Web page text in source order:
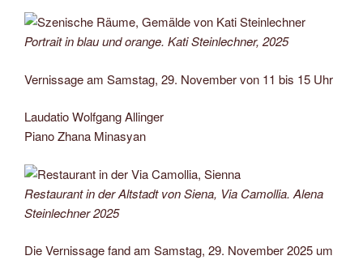
Portrait in blau und orange. Kati Steinlechner, 2025
Vernissage am Samstag, 29. November von 11 bis 15 Uhr
Laudatio Wolfgang Allinger
Piano Zhana Minasyan
Restaurant in der Altstadt von Siena, Via Camollia. Alena
Steinlechner 2025
Die Vernissage fand am Samstag, 29. November 2025 um